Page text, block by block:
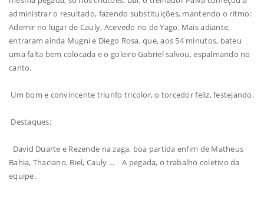
administrar o resultado, fazendo substituições, mantendo o ritmo:
Ademir no lugar de Cauly, Acevedo no de Yago. Mais adiante,
entraram ainda Mugni e Diego Rosa, que, aos 54 minutos, bateu
uma falta bem colocada e o goleiro Gabriel salvou, espalmando no
canto.
Um bom e convincente triunfo tricolor, o torcedor feliz, festejando.
Destaques:
David Duarte e Rezende na zaga, boa partida enfim de Matheus
Bahia, Thaciano, Biel, Cauly ... A pegada, o trabalho coletivo da
equipe.